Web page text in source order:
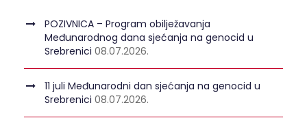
POZIVNICA – Program obilježavanja
Međunarodnog dana sjećanja na genocid u
Srebrenici 08.07.2026.
11 juli Međunarodni dan sjećanja na genocid u
Srebrenici 08.07.2026.